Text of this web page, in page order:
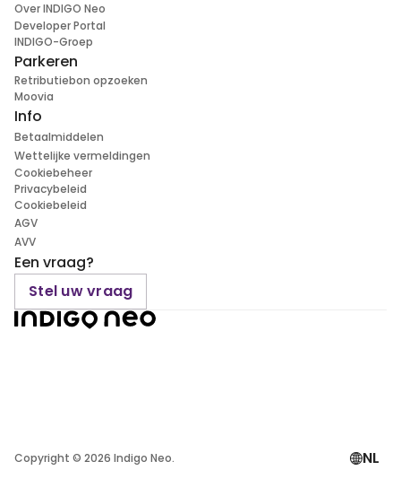
Over INDIGO Neo
Developer Portal
INDIGO-Groep
Parkeren
Retributiebon opzoeken
Moovia
Info
Betaalmiddelen
Wettelijke vermeldingen
Cookiebeheer
Privacybeleid
Cookiebeleid
AGV
AVV
Een vraag?
Stel uw vraag
Copyright © 2026 Indigo Neo. NL